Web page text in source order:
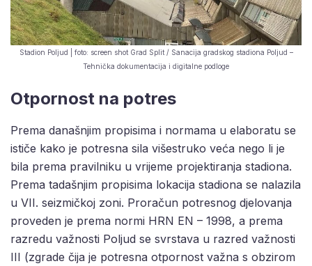
Stadion Poljud | foto: screen shot Grad Split / Sanacija gradskog stadiona Poljud –
Tehnička dokumentacija i digitalne podloge
Otpornost na potres
Prema današnjim propisima i normama u elaboratu se
ističe kako je potresna sila višestruko veća nego li je
bila prema pravilniku u vrijeme projektiranja stadiona.
Prema tadašnjim propisima lokacija stadiona se nalazila
u VII. seizmičkoj zoni. Proračun potresnog djelovanja
proveden je prema normi HRN EN – 1998, a prema
razredu važnosti Poljud se svrstava u razred važnosti
III (zgrade čija je potresna otpornost važna s obzirom